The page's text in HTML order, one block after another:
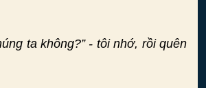
ta không?” - tôi nhớ, rồi quên